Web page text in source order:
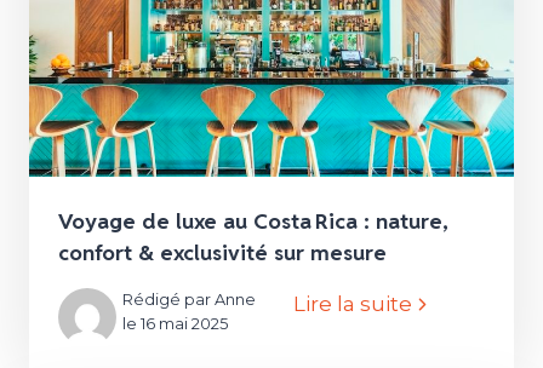
Voyage de luxe au Costa Rica : nature,
confort & exclusivité sur mesure
Rédigé par Anne
le 16 mai 2025
Lire la suite